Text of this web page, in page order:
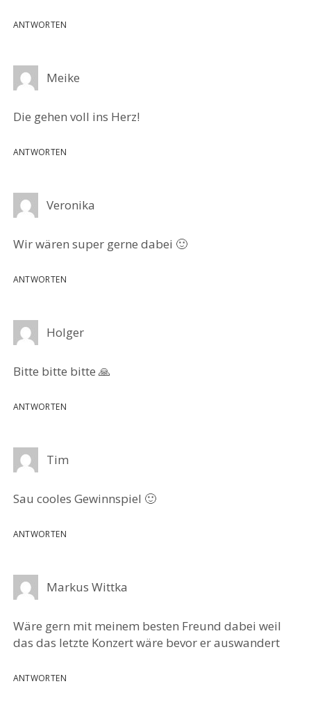
ANTWORTEN
Meike
Die gehen voll ins Herz!
ANTWORTEN
Veronika
Wir wären super gerne dabei 🙂
ANTWORTEN
Holger
Bitte bitte bitte 🙏
ANTWORTEN
Tim
Sau cooles Gewinnspiel 🙂
ANTWORTEN
Markus Wittka
Wäre gern mit meinem besten Freund dabei weil
das das letzte Konzert wäre bevor er auswandert
ANTWORTEN